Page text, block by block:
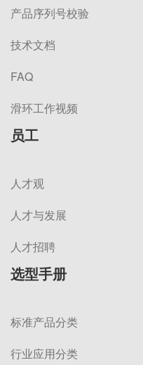
产品序列号校验
技术文档
FAQ
滑环工作视频
员工
人才观
人才与发展
人才招聘
选型手册
标准产品分类
行业应用分类